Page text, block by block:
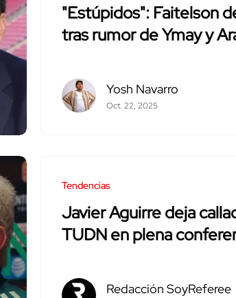
"Estúpidos": Faitelson
tras rumor de Ymay y
Yosh Navarro
Oct. 22, 2025
Tendencias
Javier Aguirre deja
TUDN en plena
Redacción SoyReferee